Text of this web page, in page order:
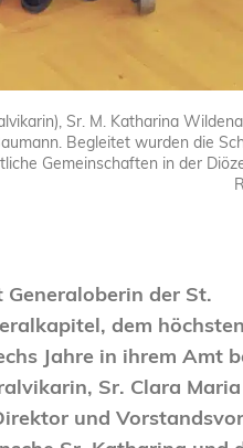
Sr. M. Katharina
Begleitet wurden die
Gemeinschaften in der
Generaloberin der St.
dem höchsten
Jahre in ihrem Amt
Sr. Clara
und